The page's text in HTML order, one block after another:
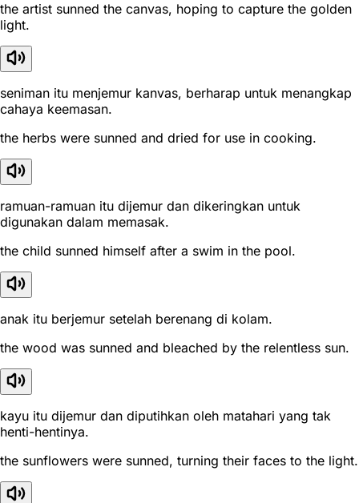
the artist sunned the canvas, hoping to capture the golden
light.
seniman itu menjemur kanvas, berharap untuk menangkap
cahaya keemasan.
the herbs were sunned and dried for use in cooking.
ramuan-ramuan itu dijemur dan dikeringkan untuk
digunakan dalam memasak.
the child sunned himself after a swim in the pool.
anak itu berjemur setelah berenang di kolam.
the wood was sunned and bleached by the relentless sun.
kayu itu dijemur dan diputihkan oleh matahari yang tak
henti-hentinya.
the sunflowers were sunned, turning their faces to the light.